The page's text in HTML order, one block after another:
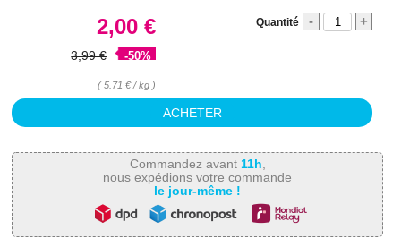
2,00 €
-50%
3,99 €
( 5.71 € / kg )
Quantité - +
Commandez avant 11h
nous expédions votre commande
le jour-même !